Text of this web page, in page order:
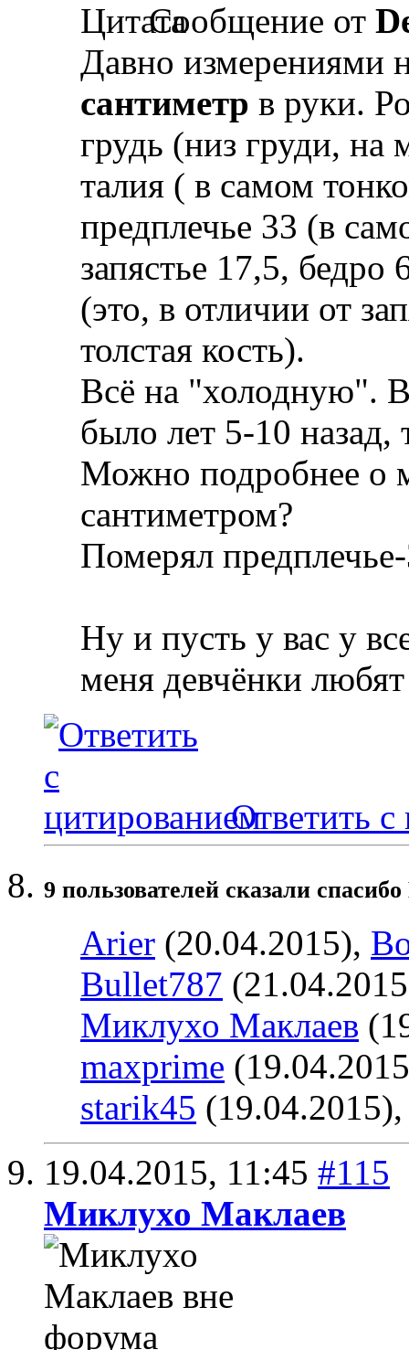
Сообщение от
Давно измерениями
сантиметр в руки.
грудь (низ груди, на
талия ( в самом
предплечье 33 (в
запястье 17,5, бедро
(это, в отличии от
толстая кость).
Всё на "холодную".
было лет 5-10 назад,
Можно подробнее о
сантиметром?
Померял
Ну и пусть у вас у
меня девчёнки любят
Ответить с
9 пользователей сказали
Arier (20.04.2015),
Bullet787
Миклухо Маклаев
maxprime
starik45
19.04.2015, 11:45 #115
Миклухо Маклаев